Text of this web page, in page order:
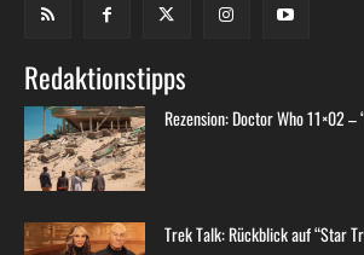
Redaktionstipps
Rezension: Doctor Who 11×02 –
Trek Talk: Rückblick auf “Star